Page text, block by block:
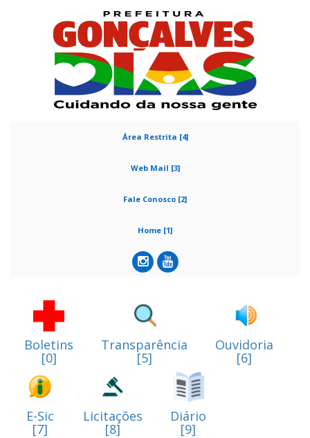
Área Restrita [4]
Web Mail [3]
Fale Conosco [2]
Home [1]
Boletins
[0]
Transparência
[5]
Ouvidoria
[6]
E-Sic
[7]
Licitações
[8]
Diário
[9]